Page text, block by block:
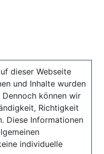
dieser Webseite
und Inhalte wurden
können wir
Richtigkeit
Diese Informationen
individuelle